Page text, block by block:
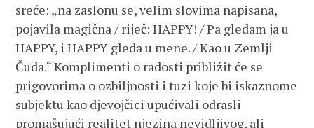
sreće: „na zaslonu se, velim slovima napisana,
pojavila magična / riječ: HAPPY! / Pa gledam ja u
HAPPY, i HAPPY gleda u mene. / Kao u Zemlji
Čuda.“ Komplimenti o radosti približit će se
prigovorima o ozbiljnosti i tuzi koje bi iskaznome
subjektu kao djevojčici upućivali odrasli
promašujući realitet njezina nevidljivog, ali